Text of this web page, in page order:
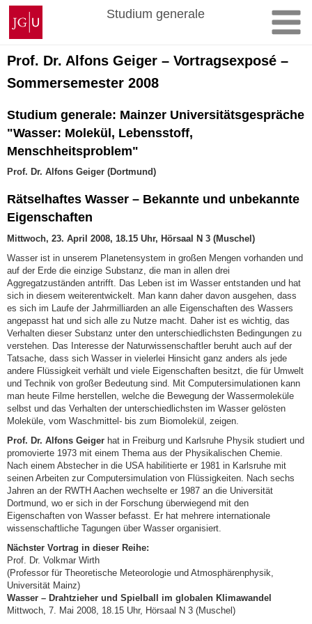
Zum
Inhalt
springen
Johannes
Gutenberg-
Universität
Mainz
Studium generale
Prof. Dr. Alfons Geiger – Vortragsexposé –
Sommersemester 2008
Studium generale: Mainzer Universitätsgespräche
"Wasser: Molekül, Lebensstoff,
Menschheitsproblem"
Prof. Dr. Alfons Geiger (Dortmund)
Rätselhaftes Wasser – Bekannte und unbekannte
Eigenschaften
Mittwoch, 23. April 2008, 18.15 Uhr, Hörsaal N 3 (Muschel)
Wasser ist in unserem Planetensystem in großen Mengen vorhanden und
auf der Erde die einzige Substanz, die man in allen drei
Aggregatzuständen antrifft. Das Leben ist im Wasser entstanden und hat
sich in diesem weiterentwickelt. Man kann daher davon ausgehen, dass
es sich im Laufe der Jahrmilliarden an alle Eigenschaften des Wassers
angepasst hat und sich alle zu Nutze macht. Daher ist es wichtig, das
Verhalten dieser Substanz unter den unterschiedlichsten Bedingungen zu
verstehen. Das Interesse der Naturwissenschaftler beruht auch auf der
Tatsache, dass sich Wasser in vielerlei Hinsicht ganz anders als jede
andere Flüssigkeit verhält und viele Eigenschaften besitzt, die für Umwelt
und Technik von großer Bedeutung sind. Mit Computersimulationen kann
man heute Filme herstellen, welche die Bewegung der Wassermoleküle
selbst und das Verhalten der unterschiedlichsten im Wasser gelösten
Moleküle, vom Waschmittel- bis zum Biomolekül, zeigen.
Prof. Dr. Alfons Geiger hat in Freiburg und Karlsruhe Physik studiert und
promovierte 1973 mit einem Thema aus der Physikalischen Chemie.
Nach einem Abstecher in die USA habilitierte er 1981 in Karlsruhe mit
seinen Arbeiten zur Computersimulation von Flüssigkeiten. Nach sechs
Jahren an der RWTH Aachen wechselte er 1987 an die Universität
Dortmund, wo er sich in der Forschung überwiegend mit den
Eigenschaften von Wasser befasst. Er hat mehrere internationale
wissenschaftliche Tagungen über Wasser organisiert.
Nächster Vortrag in dieser Reihe:
Prof. Dr. Volkmar Wirth
(Professor für Theoretische Meteorologie und Atmosphärenphysik,
Universität Mainz)
Wasser – Drahtzieher und Spielball im globalen Klimawandel
Mittwoch, 7. Mai 2008, 18.15 Uhr, Hörsaal N 3 (Muschel)